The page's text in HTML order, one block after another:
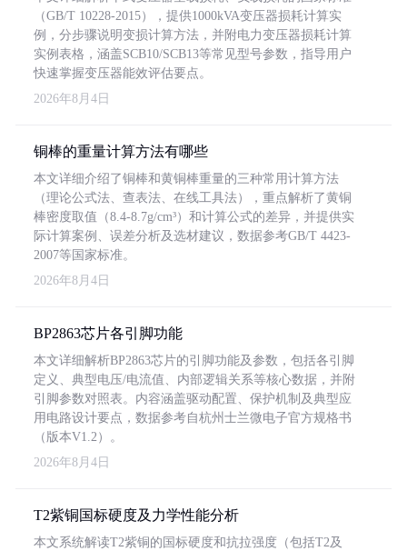
（GB/T 10228-2015），提供1000kVA变压器损耗计算实
例，分步骤说明变损计算方法，并附电力变压器损耗计算
实例表格，涵盖SCB10/SCB13等常见型号参数，指导用户
快速掌握变压器能效评估要点。
2026年8月4日
铜棒的重量计算方法有哪些
本文详细介绍了铜棒和黄铜棒重量的三种常用计算方法
（理论公式法、查表法、在线工具法），重点解析了黄铜
棒密度取值（8.4-8.7g/cm³）和计算公式的差异，并提供实
际计算案例、误差分析及选材建议，数据参考GB/T 4423-
2007等国家标准。
2026年8月4日
BP2863芯片各引脚功能
本文详细解析BP2863芯片的引脚功能及参数，包括各引脚
定义、典型电压/电流值、内部逻辑关系等核心数据，并附
引脚参数对照表。内容涵盖驱动配置、保护机制及典型应
用电路设计要点，数据参考自杭州士兰微电子官方规格书
（版本V1.2）。
2026年8月4日
T2紫铜国标硬度及力学性能分析
本文系统解读T2紫铜的国标硬度和抗拉强度（包括T2及